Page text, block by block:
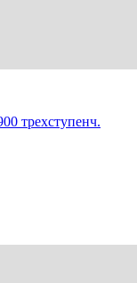
трехступенч.